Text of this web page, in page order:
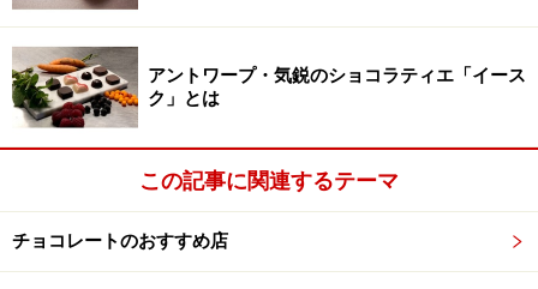
アントワープ・気鋭のショコラティエ「イース
ク」とは
この記事に関連するテーマ
チョコレートのおすすめ店